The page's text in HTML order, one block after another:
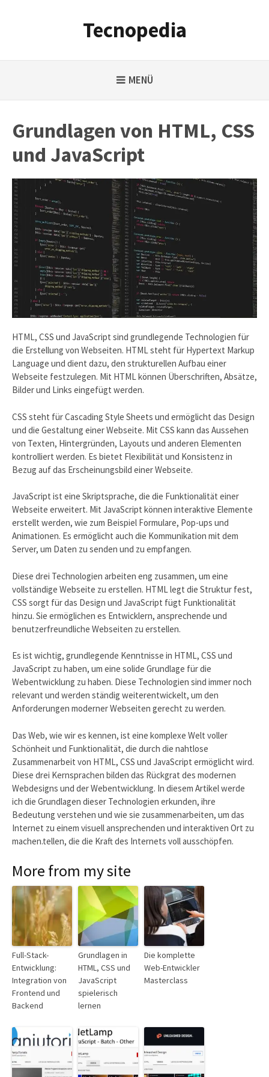
Tecnopedia
MENÜ
Grundlagen von HTML, CSS
und JavaScript
HTML, CSS und JavaScript sind grundlegende Technologien für
die Erstellung von Webseiten. HTML steht für Hypertext Markup
Language und dient dazu, den strukturellen Aufbau einer
Webseite festzulegen. Mit HTML können Überschriften, Absätze,
Bilder und Links eingefügt werden.
CSS steht für Cascading Style Sheets und ermöglicht das Design
und die Gestaltung einer Webseite. Mit CSS kann das Aussehen
von Texten, Hintergründen, Layouts und anderen Elementen
kontrolliert werden. Es bietet Flexibilität und Konsistenz in
Bezug auf das Erscheinungsbild einer Webseite.
JavaScript ist eine Skriptsprache, die die Funktionalität einer
Webseite erweitert. Mit JavaScript können interaktive Elemente
erstellt werden, wie zum Beispiel Formulare, Pop-ups und
Animationen. Es ermöglicht auch die Kommunikation mit dem
Server, um Daten zu senden und zu empfangen.
Diese drei Technologien arbeiten eng zusammen, um eine
vollständige Webseite zu erstellen. HTML legt die Struktur fest,
CSS sorgt für das Design und JavaScript fügt Funktionalität
hinzu. Sie ermöglichen es Entwicklern, ansprechende und
benutzerfreundliche Webseiten zu erstellen.
Es ist wichtig, grundlegende Kenntnisse in HTML, CSS und
JavaScript zu haben, um eine solide Grundlage für die
Webentwicklung zu haben. Diese Technologien sind immer noch
relevant und werden ständig weiterentwickelt, um den
Anforderungen moderner Webseiten gerecht zu werden.
Das Web, wie wir es kennen, ist eine komplexe Welt voller
Schönheit und Funktionalität, die durch die nahtlose
Zusammenarbeit von HTML, CSS und JavaScript ermöglicht wird.
Diese drei Kernsprachen bilden das Rückgrat des modernen
Webdesigns und der Webentwicklung. In diesem Artikel werde
ich die Grundlagen dieser Technologien erkunden, ihre
Bedeutung verstehen und wie sie zusammenarbeiten, um das
Internet zu einem visuell ansprechenden und interaktiven Ort zu
machen.tellen, die die Kraft des Internets voll ausschöpfen.
More from my site
Full-Stack-
Entwicklung:
Integration von
Frontend und
Backend
Grundlagen in
HTML, CSS und
JavaScript
spielerisch
lernen
Die komplette
Web-Entwickler
Masterclass